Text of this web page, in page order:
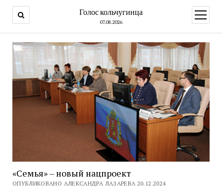
Голос кольчугинца
07.08.2026
меню
«Семья» – новый нацпроект
ОПУБЛИКОВАНО АЛЕКСАНДРА ЛАЗАРЕВА 20.12.2024